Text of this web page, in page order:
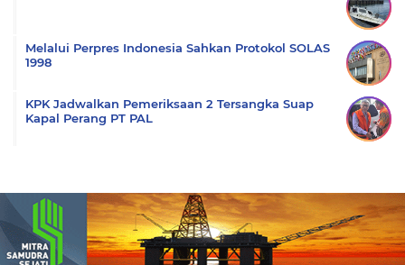
Melalui Perpres Indonesia Sahkan Protokol SOLAS
1998
KPK Jadwalkan Pemeriksaan 2 Tersangka Suap
Kapal Perang PT PAL